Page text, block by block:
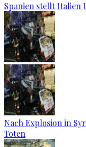
Spanien stellt Italien
Nach Explosion in
Toten